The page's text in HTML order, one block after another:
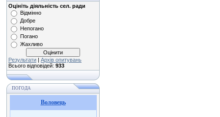
Оцініть діяльність сел. ради
Відмінно
Добре
Непогано
Погано
Жахливо
Результати | Архів опитувань
Всього відповідей: 933
ПОГОДА
Воловець